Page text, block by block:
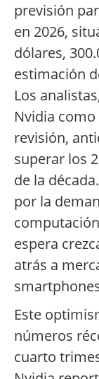
previsión
en 2026,
dólares,
estimación
Los
Nvidia
revisión,
superar los
de la
por la
espera
atrás a
Este
números
cuarto